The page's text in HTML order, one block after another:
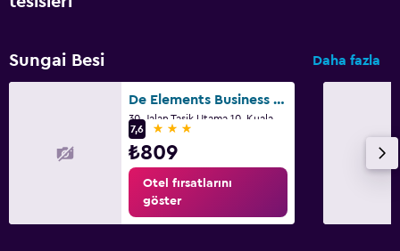
Sungai Besi Daha fazla
De Elements Business Hotel Kuala Lumpur
7,6
3 yıldız
₺809
Otel fırsatlarını
göster